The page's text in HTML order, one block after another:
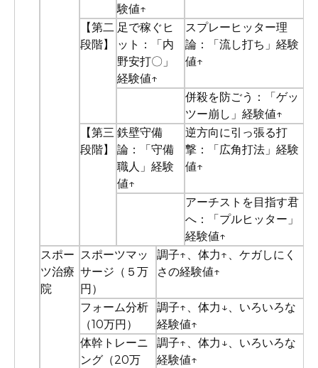
験値↑
【第二
段階】
足で稼ぐヒ
ット：「内
野安打〇」
経験値↑
スプレーヒッター理
論：「流し打ち」経験
値↑
併殺を防ごう：「ゲッ
ツー崩し」経験値↑
【第三
段階】
鉄壁守備
論：「守備
職人」経験
値↑
逆方向に引っ張る打
撃：「広角打法」経験
値↑
アーチストを目指す君
へ：「プルヒッター」
経験値↑
スポー
ツ治療
院
スポーツマッ
サージ（５万
円）
調子↑、体力↑、ケガしにく
さの経験値↑
フォーム分析
（10万円）
調子↑、体力↓、いろいろな
経験値↑
体幹トレーニ
ング（20万
調子↑、体力↓、いろいろな
経験値↑